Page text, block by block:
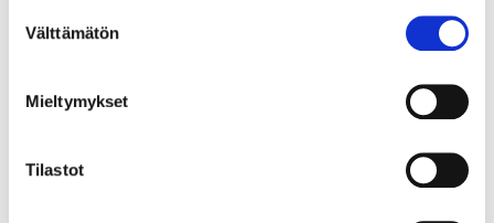
valinta
Välttämätön
Mieltymykset
Tilastot
orgaanista hiiltä riittävien satojen saavuttamiseksi.
Karkeilla kivennäismailla typen käytön tehokkuus